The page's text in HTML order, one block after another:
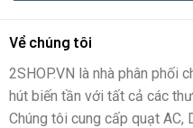
Về chúng tôi
2SHOP.VN là nhà phân phối
hút biến tần với tất cả các
Chúng tôi cung cấp quạt AC,